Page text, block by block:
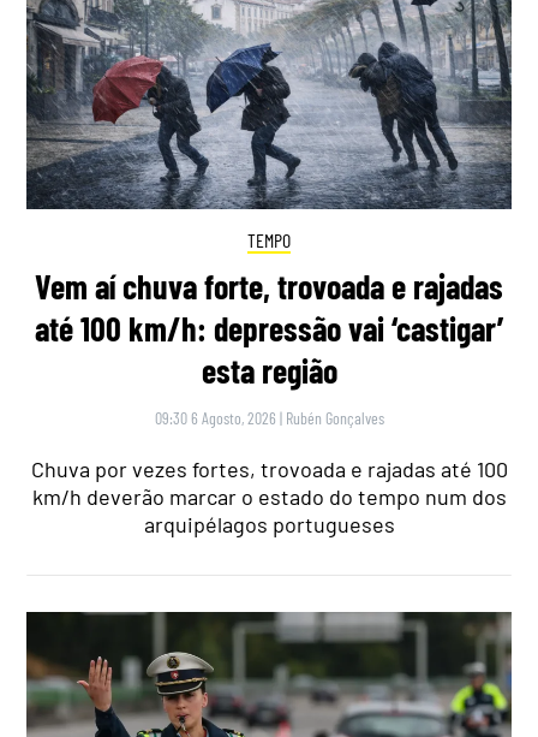
TEMPO
Vem aí chuva forte, trovoada e rajadas
até 100 km/h: depressão vai ‘castigar’
esta região
09:30 6 Agosto, 2026 | Rubén Gonçalves
Chuva por vezes fortes, trovoada e rajadas até 100
km/h deverão marcar o estado do tempo num dos
arquipélagos portugueses